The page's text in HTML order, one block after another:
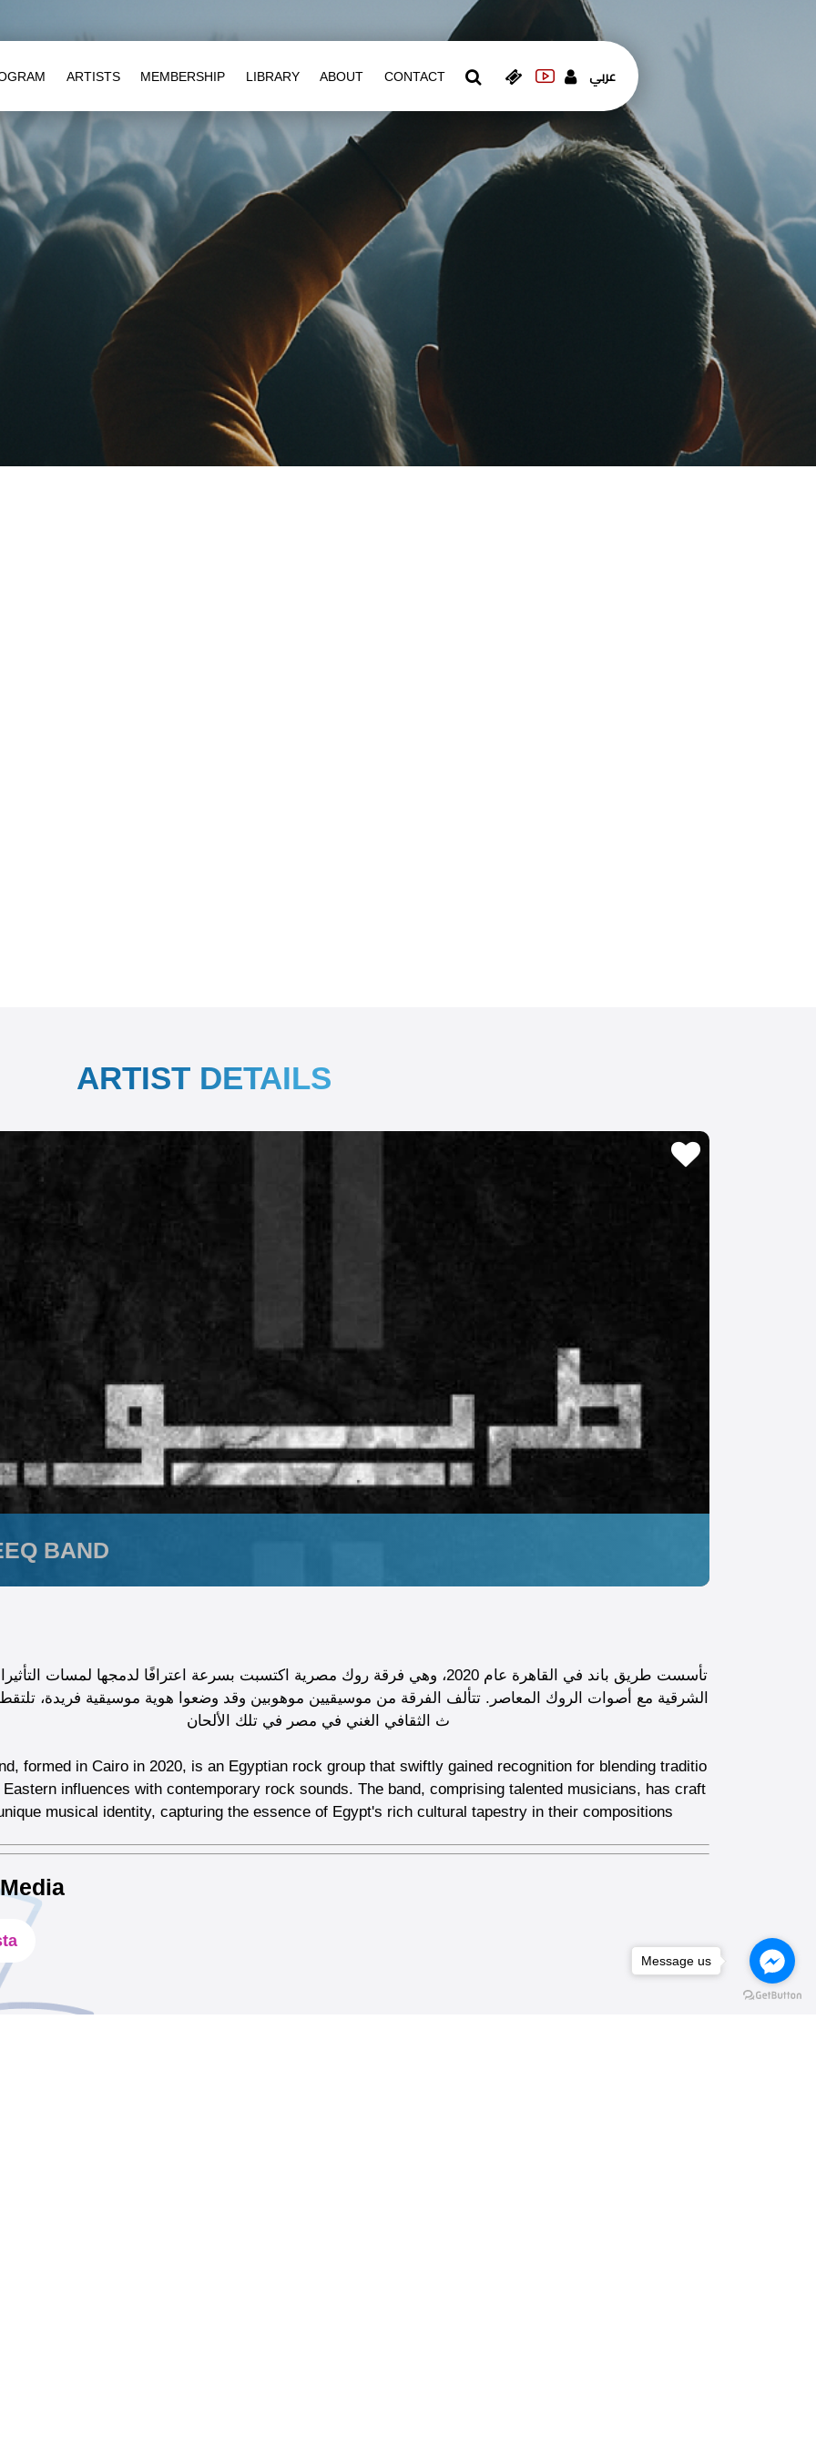
ARTISTS MEMBERSHIP LIBRARY ABOUT CONTACT عربي
ARTIST DETAILS
BAND
تأسست طريق باند في القاهرة عام 2020، وهي فرقة روك مصرية اكتسبت بسرعة اعترافًا لدمجها لمسات
الشرقية مع أصوات الروك المعاصر. تتألف الفرقة من موسيقيين موهوبين وقد وضعوا هوية موسيقية فريدة،
ث الثقافي الغني في مصر في تلك الألحان
formed in Cairo in 2020, is an Egyptian rock group that swiftly gained recognition for blending traditio
Eastern influences with contemporary rock sounds. The band, comprising talented musicians, has craft
musical identity, capturing the essence of Egypt's rich cultural tapestry in their compositions
Message us